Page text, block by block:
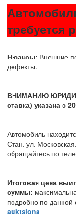
требуется
Нюансы: Внешние
дефекты.
ВНИМАНИЮ
ставка) указана с
Автомобиль
Стан, ул.
обращайтесь по
Итоговая цена
суммы:
подробно по данной
auktsiona